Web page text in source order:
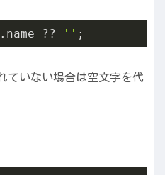
?? '' ;
ていない場合は空文字を代